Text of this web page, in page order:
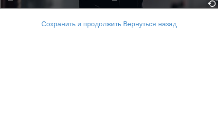
Сохранить и продолжить Вернуться назад